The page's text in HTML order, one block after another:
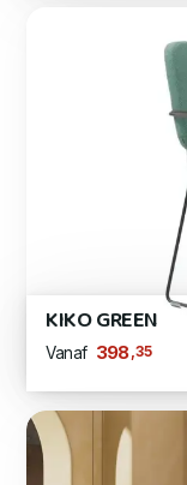
KIKO GREEN
Vanaf 398,35